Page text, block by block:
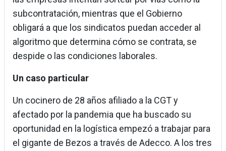
subcontratación, mientras que el Gobierno
obligará a que los sindicatos puedan acceder al
algoritmo que determina cómo se contrata, se
despide o las condiciones laborales.
Un caso particular
Un cocinero de 28 años afiliado a la CGT y
afectado por la pandemia que ha buscado su
oportunidad en la logística empezó a trabajar para
el gigante de Bezos a través de Adecco. A los tres